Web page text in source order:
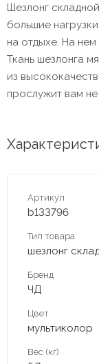
Шезлонг
большие
на отдыхе. На
Ткань шезлонга
из
прослужит вам не
Артикул
b133796
Тип товара
шезлонг
Бренд
ЧД
Цвет
мультиколор
Вес (кг)